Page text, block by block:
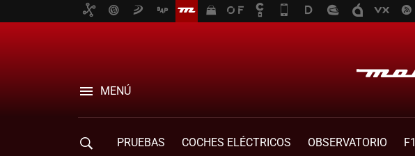
MENÚ
PRUEBAS COCHES ELÉCTRICOS OBSERVATORIO F1